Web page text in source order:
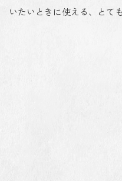
いたいときに使える、とて